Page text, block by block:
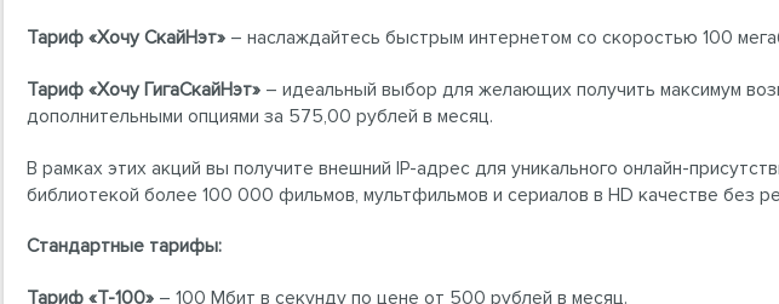
Тариф «Хочу СкайНэт» – наслаждайтесь быстрым интернетом со скоростью 100
Тариф «Хочу ГигаСкайНэт» – идеальный выбор для желающих получить максимум
дополнительными опциями за 575,00 рублей в месяц.
В рамках этих акций вы получите внешний IP-адрес для уникального онлайн-
библиотекой более 100 000 фильмов, мультфильмов и сериалов в HD качестве без
Стандартные тарифы:
Тариф «Т-100» – 100 Мбит в секунду по цене от 500 рублей в месяц.